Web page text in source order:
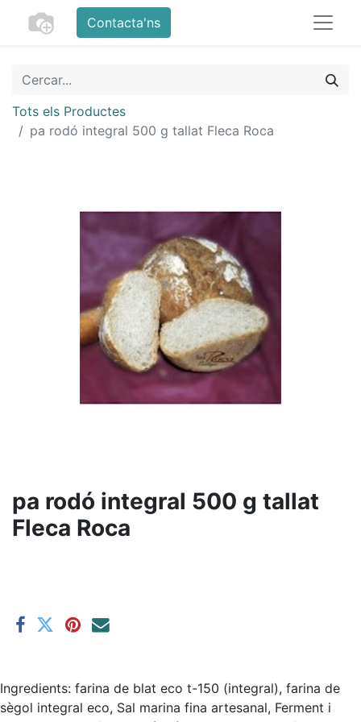
Contacta'ns
Tots els Productes
pa rodó integral 500 g tallat Fleca Roca
pa rodó integral 500 g tallat
Fleca Roca
Ingredients: farina de blat eco t-150 (integral), farina de
sègol integral eco, Sal marina fina artesanal, Ferment i